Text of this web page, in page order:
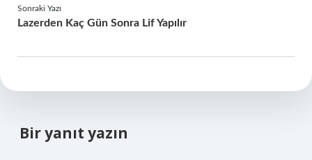
Sonraki Yazı
Lazerden Kaç Gün Sonra Lif Yapılır
Bir yanıt yazın